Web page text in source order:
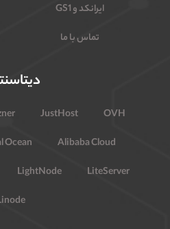
ایرانکد و GS1
تماس با ما
JustHost
OVH
Ocean
Alibaba Cloud
LightNode
LiteServer